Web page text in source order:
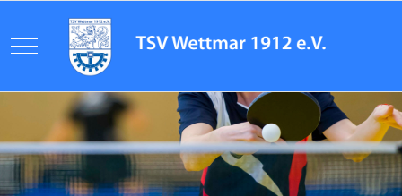
Mobile Menu Toggle